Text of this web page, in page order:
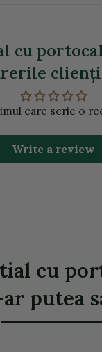
cu
care scrie o
Write a review
cu
putea